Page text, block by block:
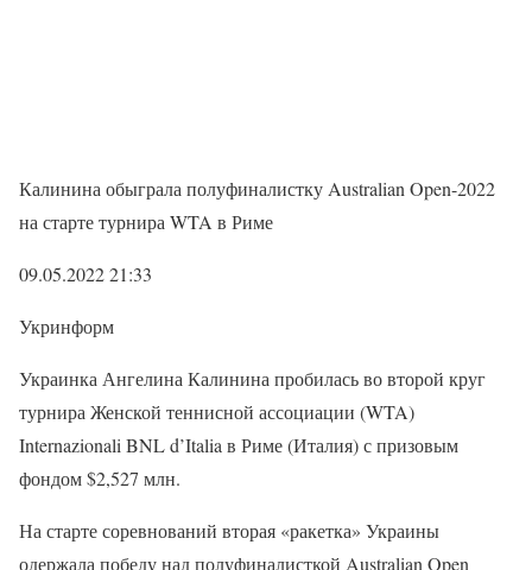
Калинина обыграла полуфиналистку Australian Open-2022
на старте турнира WTA в Риме
09.05.2022 21:33
Укринформ
Украинка Ангелина Калинина пробилась во второй круг
турнира Женской теннисной ассоциации (WTA)
Internazionali BNL d’Italia в Риме (Италия) с призовым
фондом $2,527 млн.
На старте соревнований вторая «ракетка» Украины
одержала победу над полуфиналисткой Australian Open